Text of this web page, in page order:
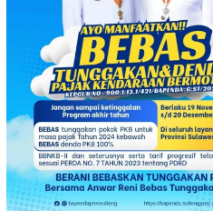
Kondisi Perkembangan
Sektor Asuransi,
Penjaminan dan Dana
Pensiun Juni 2026